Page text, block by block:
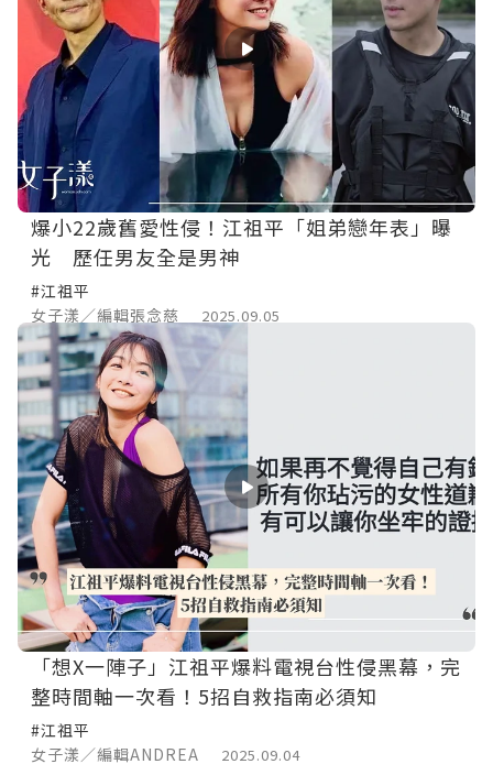
爆小22歲舊愛性侵！江祖平「姐弟戀年表」曝
光 歷任男友全是男神
#江祖平
女子漾／編輯張念慈
2025.09.05
「想X一陣子」江祖平爆料電視台性侵黑幕，完
整時間軸一次看！5招自救指南必須知
#江祖平
女子漾／編輯ANDREA
2025.09.04